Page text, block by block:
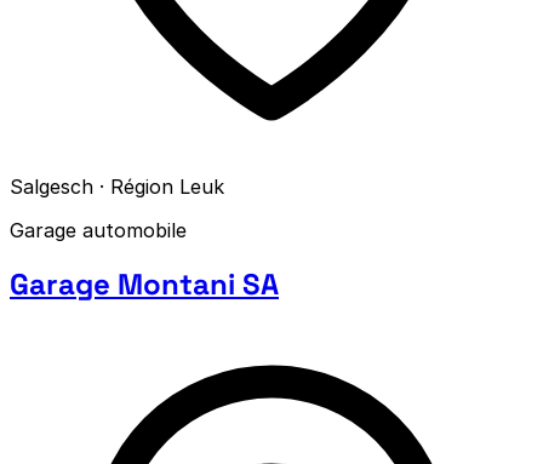
Salgesch · Région Leuk
Garage automobile
Garage Montani SA